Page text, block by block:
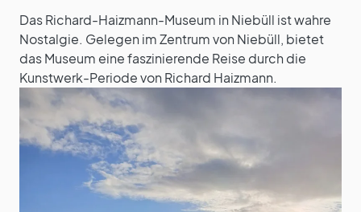
Das Richard-Haizmann-Museum in Niebüll ist wahre
Nostalgie. Gelegen im Zentrum von Niebüll, bietet
das Museum eine faszinierende Reise durch die
Kunstwerk-Periode von Richard Haizmann.